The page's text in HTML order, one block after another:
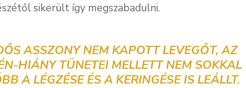
sikerült így megszabadulni.
ASSZONY NEM KAPOTT LEVEGŐT, AZ
HIÁNY TÜNETEI MELLETT NEM SOKKAL
A LÉGZÉSE ÉS A KERINGÉSE IS LEÁLLT.